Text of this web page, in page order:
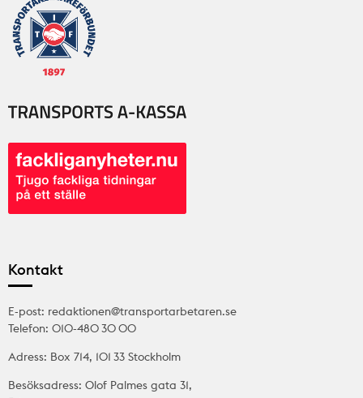
Kontakt
E-post: redaktionen@transportarbetaren.se
Telefon: 010-480 30 00
Adress: Box 714, 101 33 Stockholm
Besöksadress: Olof Palmes gata 31,